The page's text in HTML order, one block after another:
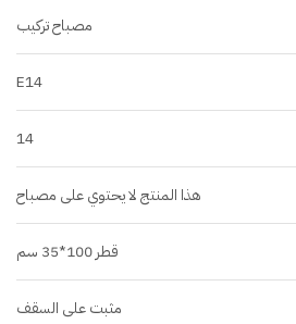
مصباح تركيب
E14
14
هذا المنتج لا يحتوي على مصباح
قطر 100*35 سم
مثبت على السقف